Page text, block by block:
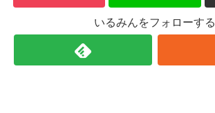
いるみんをフォローする